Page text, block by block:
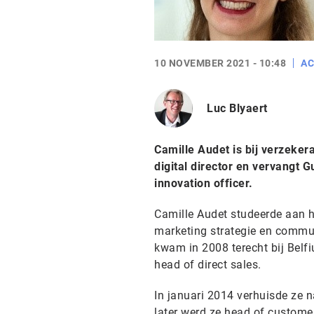
10 NOVEMBER 2021 - 10:48
Luc Blyaert
Camille Audet is bij
digital director en vervangt
innovation officer.
Camille Audet studeerde aan
marketing strategie en
kwam in 2008 terecht bij
head of direct sales.
In januari 2014 verhuisde ze